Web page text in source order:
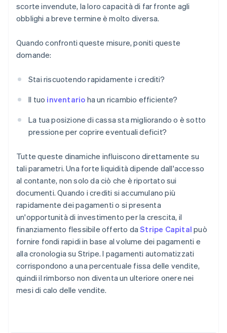
scorte invendute, la loro capacità di far fronte agli
obblighi a breve termine è molto diversa.
Quando confronti queste misure, poniti queste
domande:
Stai riscuotendo rapidamente i crediti?
Il tuo inventario ha un ricambio efficiente?
La tua posizione di cassa sta migliorando o è sotto
pressione per coprire eventuali deficit?
Tutte queste dinamiche influiscono direttamente su
tali parametri. Una forte liquidità dipende dall'accesso
al contante, non solo da ciò che è riportato sui
documenti. Quando i crediti si accumulano più
rapidamente dei pagamenti o si presenta
un'opportunità di investimento per la crescita, il
finanziamento flessibile offerto daStripe Capital può
fornire fondi rapidi in base al volume dei pagamenti e
alla cronologia su Stripe. I pagamenti automatizzati
corrispondono a una percentuale fissa delle vendite,
quindi il rimborso non diventa un ulteriore onere nei
mesi di calo delle vendite.